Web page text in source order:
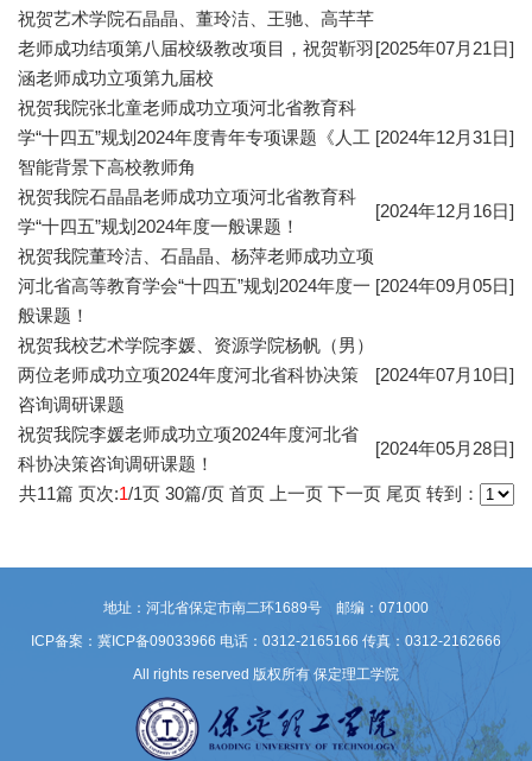
祝贺艺术学院石晶晶、董玲洁、王驰、高芊芊
老师成功结项第八届校级教改项目，祝贺靳羽
涵老师成功立项第九届校
[2025年07月21日]
祝贺我院张北童老师成功立项河北省教育科
学“十四五”规划2024年度青年专项课题《人工
智能背景下高校教师角
[2024年12月31日]
祝贺我院石晶晶老师成功立项河北省教育科
学“十四五”规划2024年度一般课题！
[2024年12月16日]
祝贺我院董玲洁、石晶晶、杨萍老师成功立项
河北省高等教育学会“十四五”规划2024年度一
般课题！
[2024年09月05日]
祝贺我校艺术学院李媛、资源学院杨帆（男）
两位老师成功立项2024年度河北省科协决策
咨询调研课题
[2024年07月10日]
祝贺我院李媛老师成功立项2024年度河北省
科协决策咨询调研课题！
[2024年05月28日]
共11篇 页次:1/1页 30篇/页 首页 上一页 下一页 尾页 转到：
地址：河北省保定市南二环1689号 邮编：071000
ICP备案：冀ICP备09033966 电话：0312-2165166 传真：0312-2162666
All rights reserved 版权所有 保定理工学院